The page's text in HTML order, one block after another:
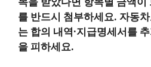
를 반드시 첨부하세요. 자동
는 합의 내역·지급명세서를
을 피하세요.